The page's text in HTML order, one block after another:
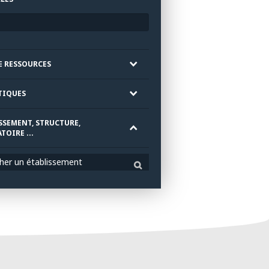
RESSOURCES
STRUCTURE,
...
un établissement